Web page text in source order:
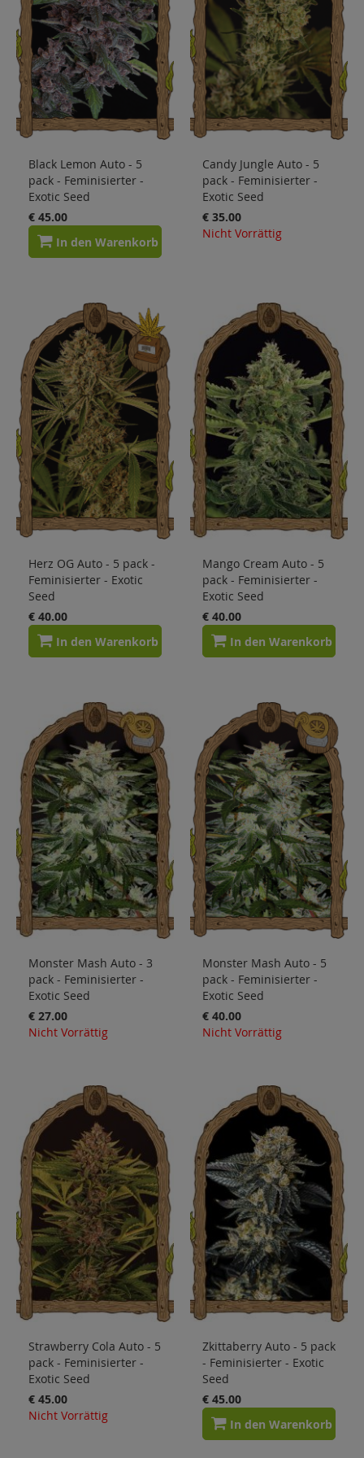
Sale
Blog
Black Lemon Auto - 5
pack - Feminisierter -
Exotic Seed
€ 45.00
In den Warenkorb
Candy Jungle Auto - 5
pack - Feminisierter -
Exotic Seed
€ 35.00
Nicht Vorrättig
Herz OG Auto - 5 pack -
Feminisierter - Exotic
Seed
€ 40.00
In den Warenkorb
Mango Cream Auto - 5
pack - Feminisierter -
Exotic Seed
€ 40.00
In den Warenkorb
Monster Mash Auto - 3
pack - Feminisierter -
Exotic Seed
€ 27.00
Nicht Vorrättig
Monster Mash Auto - 5
pack - Feminisierter -
Exotic Seed
€ 40.00
Nicht Vorrättig
Strawberry Cola Auto - 5
pack - Feminisierter -
Exotic Seed
€ 45.00
Nicht Vorrättig
Zkittaberry Auto - 5 pack
- Feminisierter - Exotic
Seed
€ 45.00
In den Warenkorb